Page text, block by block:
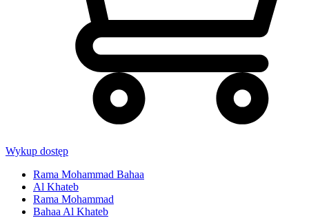
Wykup dostęp
Rama Mohammad Bahaa
Al Khateb
Rama Mohammad
Bahaa Al Khateb